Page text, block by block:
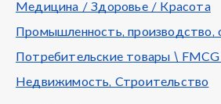
Медицина / Здоровье / Красота
Промышленность, производство,
Потребительские товары \
Недвижимость, Строительство